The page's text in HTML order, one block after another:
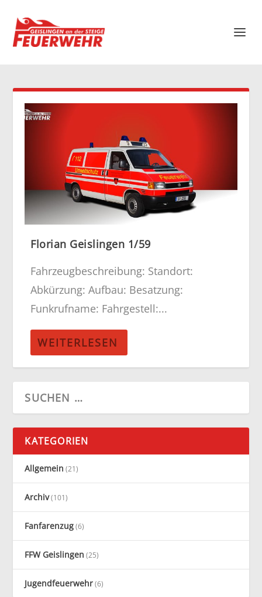
Florian Geislingen 1/59
Fahrzeugbeschreibung: Standort:
Abkürzung: Aufbau: Besatzung:
Funkrufname: Fahrgestell:...
WEITERLESEN
KATEGORIEN
Allgemein (21)
Archiv(101)
Fanfarenzug(6)
FFW Geislingen (25)
Jugendfeuerwehr(6)